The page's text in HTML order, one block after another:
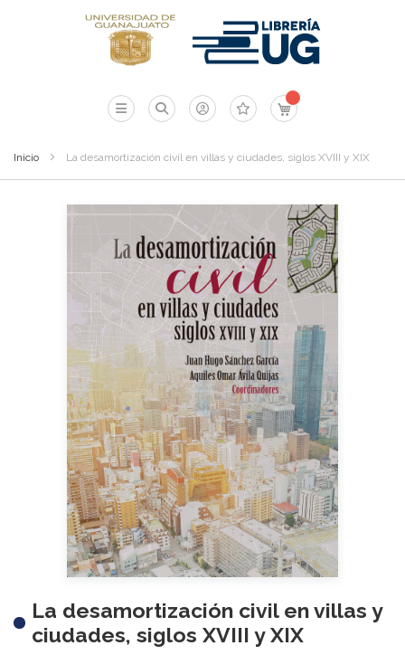
Mi carrito
Inicio La desamortización civil en villas y ciudades, siglos XVIII y XIX
La desamortización civil en villas y
ciudades, siglos XVIII y XIX